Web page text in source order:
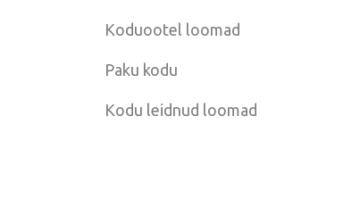
Koduootel loomad
Paku kodu
Kodu leidnud loomad